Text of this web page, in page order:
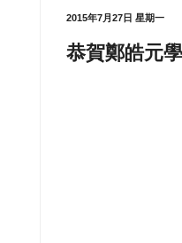
2015年7月27日 星期一
恭賀鄭皓元